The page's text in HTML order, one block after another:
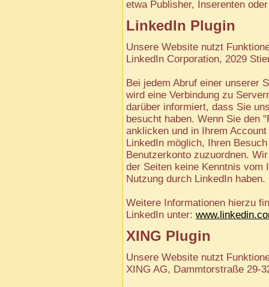
etwa Publisher, Inserenten
LinkedIn Plugin
Unsere Website nutzt
LinkedIn Corporation, 2029
Bei jedem Abruf einer unserer
wird eine Verbindung zu
darüber informiert, dass Sie
besucht haben. Wenn Sie den
anklicken und in Ihrem
LinkedIn möglich, Ihren
Benutzerkonto zuzuordnen.
der Seiten keine Kenntnis vom
Nutzung durch LinkedIn haben.
Weitere Informationen hierzu
LinkedIn unter:
XING Plugin
Unsere Website nutzt
XING AG, Dammtorstraße 29-